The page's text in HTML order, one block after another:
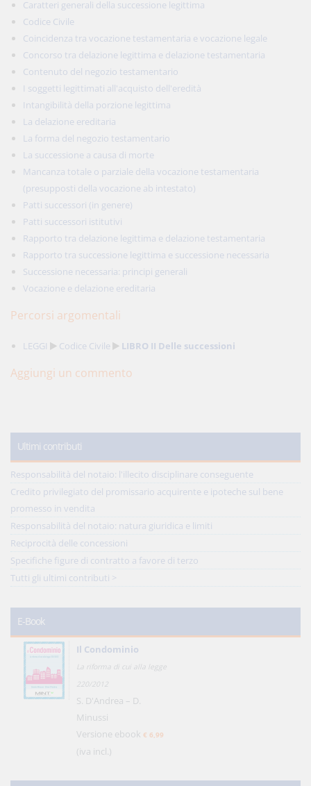
Caratteri generali della successione legittima
Codice Civile
Coincidenza tra vocazione testamentaria e vocazione legale
Concorso tra delazione legittima e delazione testamentaria
Contenuto del negozio testamentario
I soggetti legittimati all'acquisto dell'eredità
Intangibilità della porzione legittima
La delazione ereditaria
La forma del negozio testamentario
La successione a causa di morte
Mancanza totale o parziale della vocazione testamentaria
(presupposti della vocazione ab intestato)
Patti successori (in genere)
Patti successori istitutivi
Rapporto tra delazione legittima e delazione testamentaria
Rapporto tra successione legittima e successione necessaria
Successione necessaria: principi generali
Vocazione e delazione ereditaria
Percorsi argomentali
LEGGI Codice Civile LIBRO II Delle successioni
Aggiungi un commento
Ultimi contributi
Responsabilità del notaio: l'illecito disciplinare conseguente
Credito privilegiato del promissario acquirente e ipoteche sul bene
promesso in vendita
Responsabilità del notaio: natura giuridica e limiti
Reciprocità delle concessioni
Specifiche figure di contratto a favore di terzo
Tutti gli ultimi contributi >
E-Book
Il Condominio
La riforma di cui alla legge
220/2012
S. D'Andrea – D.
Minussi
Versione ebook € 6,99
(iva incl.)